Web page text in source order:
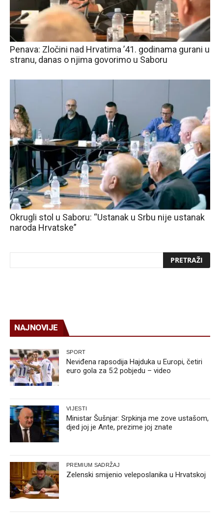
Penava: Zločini nad Hrvatima ’41. godinama gurani u
stranu, danas o njima govorimo u Saboru
Okrugli stol u Saboru: “Ustanak u Srbu nije ustanak
naroda Hrvatske”
NAJNOVIJE
SPORT
Neviđena rapsodija Hajduka u Europi, četiri
euro gola za 5:2 pobjedu – video
VIJESTI
Ministar Šušnjar: Srpkinja me zove ustašom,
djed joj je Ante, prezime joj znate
PREMIUM SADRŽAJ
Zelenski smijenio veleposlanika u Hrvatskoj